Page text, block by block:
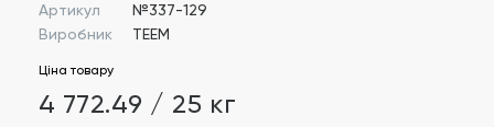
Артикул
№337-129
Виробник
TEEM
Ціна товару
4 772.49 / 25 кг